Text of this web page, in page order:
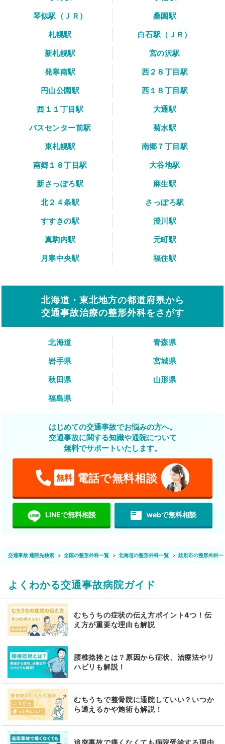
琴似駅（ＪＲ）
桑園駅
札幌駅
白石駅（ＪＲ）
新札幌駅
宮の沢駅
発寒南駅
西２８丁目駅
円山公園駅
西１８丁目駅
西１１丁目駅
大通駅
バスセンター前駅
菊水駅
東札幌駅
南郷７丁目駅
南郷１８丁目駅
大谷地駅
新さっぽろ駅
麻生駅
北２４条駅
さっぽろ駅
すすきの駅
澄川駅
真駒内駅
元町駅
月寒中央駅
福住駅
北海道・東北地方の都道府県から
交通事故治療の整形外科をさがす
北海道
青森県
岩手県
宮城県
秋田県
山形県
福島県
はじめての交通事故でお悩みの方へ。
交通事故に関する知識や通院について
無料でサポートいたします。
無料 電話で無料相談
LINEで無料相談 featured_play_list webで無料相談
交通事故 通院先検索 全国の整形外科一覧 北海道の整形外科一覧 紋別市の整形外科一
よくわかる交通事故病院ガイド
むちうちの症状の伝え方ポイント4つ！伝
え方が重要な理由も解説
腰椎捻挫とは？原因から症状、治療法やリ
ハビリも解説！
むちうちで整骨院に通院していい？いつか
ら通えるかや施術も解説！
追突事故で痛くなくても病院受診する理由